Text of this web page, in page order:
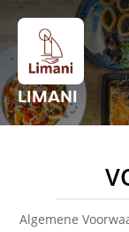
LIMANI
Algemene